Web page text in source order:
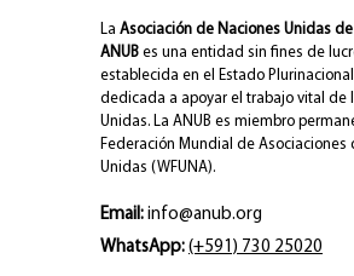
La Asociación de Naciones Unidas
ANUB es una entidad sin fines de
establecida en el Estado
dedicada a apoyar el trabajo vital de
Unidas. La ANUB es miembro
Federación Mundial de Asociaciones
Unidas (WFUNA).
Email: info@anub.org
WhatsApp: (+591) 730 25020